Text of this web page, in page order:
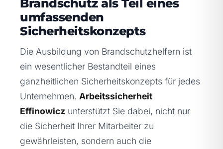
Brandschutz als Teil eines
umfassenden
Sicherheitskonzepts
Die Ausbildung von Brandschutzhelfern ist
ein wesentlicher Bestandteil eines
ganzheitlichen Sicherheitskonzepts für jedes
Unternehmen. Arbeitssicherheit
Effinowicz unterstützt Sie dabei, nicht nur
die Sicherheit Ihrer Mitarbeiter zu
gewährleisten, sondern auch die